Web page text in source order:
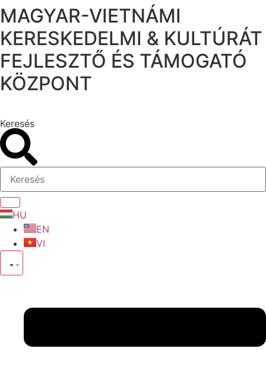
Ugrás
a
tartalomhoz
MAGYAR-VIETNÁMI
KERESKEDELMI & KULTÚRÁT
FEJLESZTŐ ÉS TÁMOGATÓ
KÖZPONT
Keresés
HU
EN
VI